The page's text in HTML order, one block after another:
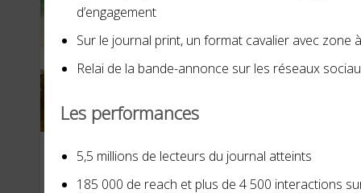
Sony Pictures
d’engagement
Sur le journal print, un format cavalier avec zone
Relai de la bande-annonce sur les réseaux
Les performances
5,5 millions de lecteurs du journal atteints
185 000 de reach et plus de 4 500 interactions